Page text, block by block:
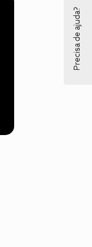
Precisa de ajuda?